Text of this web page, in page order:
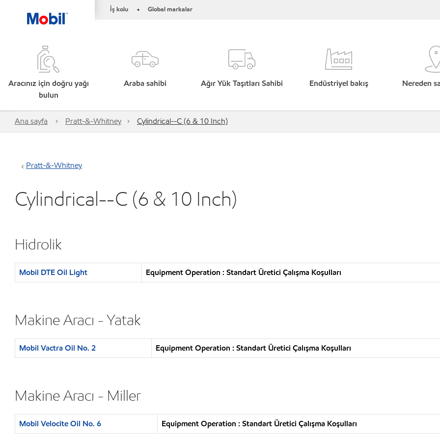
İş kolu • Global markalar
Aracınız için doğru yağı
bulun
Araba sahibi Ağır Yük Taşıtları Sahibi Endüstriyel bakış Nereden
Ana sayfa Pratt-&-Whitney Cylindrical--C (6 & 10 Inch)
Pratt-&-Whitney
Cylindrical--C (6 & 10 Inch)
Hidrolik
Mobil DTE Oil Light Equipment Operation : Standart Üretici Çalışma Koşulları
Makine Aracı - Yatak
Mobil Vactra Oil No. 2 Equipment Operation : Standart Üretici Çalışma Koşulları
Makine Aracı - Miller
Mobil Velocite Oil No. 6 Equipment Operation : Standart Üretici Çalışma Koşulları